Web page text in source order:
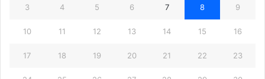
3 4 5 6 7 8 9
10 11 12 13 14 15 16
17 18 19 20 21 22 23